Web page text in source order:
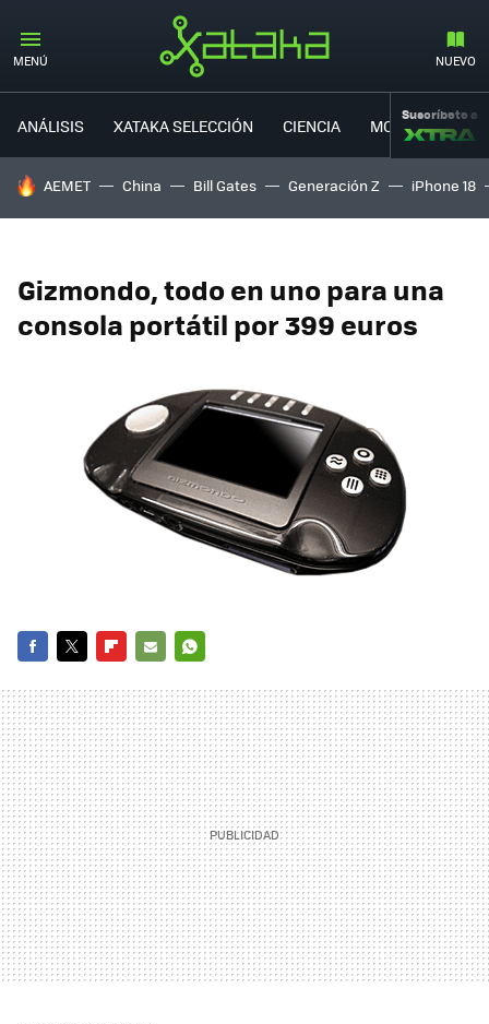
MENÚ NUEVO
ANÁLISIS XATAKA SELECCIÓN CIENCIA MOVILIDAD
Suscríbete a
HOY SE HABLA DE
AEMET China Bill Gates Generación Z iPhone 18
Gizmondo, todo en uno para una
consola portátil por 399 euros
MAIL